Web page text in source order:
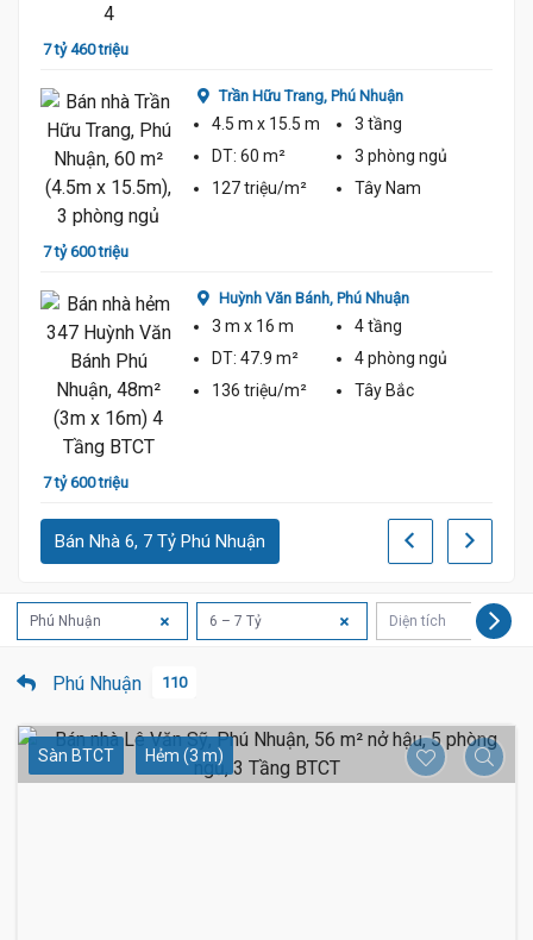
7 tỷ 460 triệu
7 tỷ 600 triệu
Trần Hữu Trang, Phú Nhuận
4.5 m x 15.5 m
3 tầng
DT: 60 m² 3 phòng ngủ
127 triệu/m²
Tây Nam
7 tỷ 600 triệu
Huỳnh Văn Bánh, Phú Nhuận
3 m x 16 m
4 tầng
DT: 47.9 m² 4 phòng ngủ
136 triệu/m²
Tây Bắc
Bán Nhà 6, 7 Tỷ Phú Nhuận
Phú Nhuận 6 – 7 Tỷ Diện tích
Phú Nhuận 110
Sàn BTCT Hẻm (3 m)